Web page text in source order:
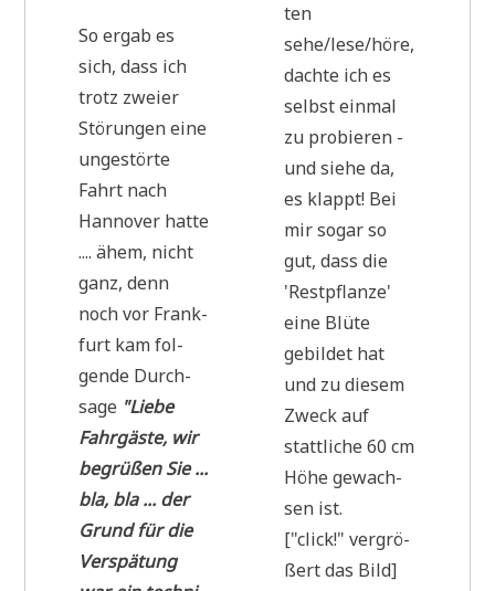
So ergab es
sich, dass ich
trotz zwei­er
Stö­run­gen eine
unge­stör­te
Fahrt nach
Han­no­ver hat­te
.... ähem, nicht
ganz, denn
noch vor Frank­
furt kam fol­
gen­de Durch­
sa­ge "Lie­be
Fahr­gä­ste, wir
begrü­ßen Sie ...
bla, bla ... der
Grund für die
Ver­spä­tung
ten
sehe/lese/höre,
dach­te ich es
selbst ein­mal
zu pro­bie­ren -
und sie­he da,
es klappt! Bei
mir sogar so
gut, dass die
'Rest­pflan­ze'
eine Blü­te
gebil­det hat
und zu die­sem
Zweck auf
statt­li­che 60 cm
Höhe gewach­
sen ist.
["click!" ver­grö­
ßert das Bild]